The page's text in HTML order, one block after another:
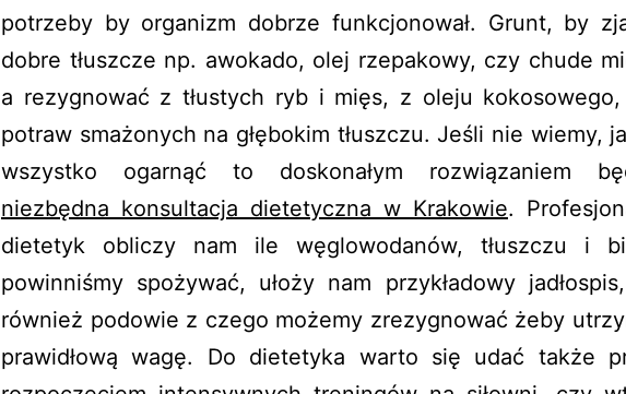
potrzeby by organizm dobrze funkcjonował. Grunt, by
dobre tłuszcze np. awokado, olej rzepakowy, czy chude
a rezygnować z tłustych ryb i mięs, z oleju
potraw smażonych na głębokim tłuszczu. Jeśli nie wiemy,
wszystko ogarnąć to doskonałym rozwiązaniem
niezbędna konsultacja dietetyczna w Krakowie.
dietetyk obliczy nam ile węglowodanów, tłuszczu i
powinniśmy spożywać, ułoży nam przykładowy
również podowie z czego możemy zrezygnować żeby
prawidłową wagę. Do dietetyka warto się udać także